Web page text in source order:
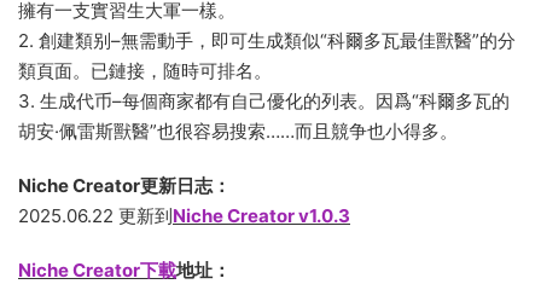
擁有一支實習生大軍一樣。
2. 創建類别–無需動手，即可生成類似“科爾多瓦最佳獸醫”的分
類頁面。已鏈接，随時可排名。
3. 生成代币–每個商家都有自己優化的列表。因爲“科爾多瓦的
胡安·佩雷斯獸醫”也很容易搜索……而且競争也小得多。
Niche Creator更新日志：
2025.06.22 更新到Niche Creator v1.0.3
Niche Creator下載地址：